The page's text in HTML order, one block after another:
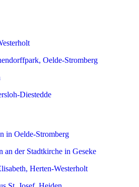
Oelde-Stromberg
Diestedde
in Oelde-Stromberg
an der Stadtkirche in Geseke
Herten-Westerholt